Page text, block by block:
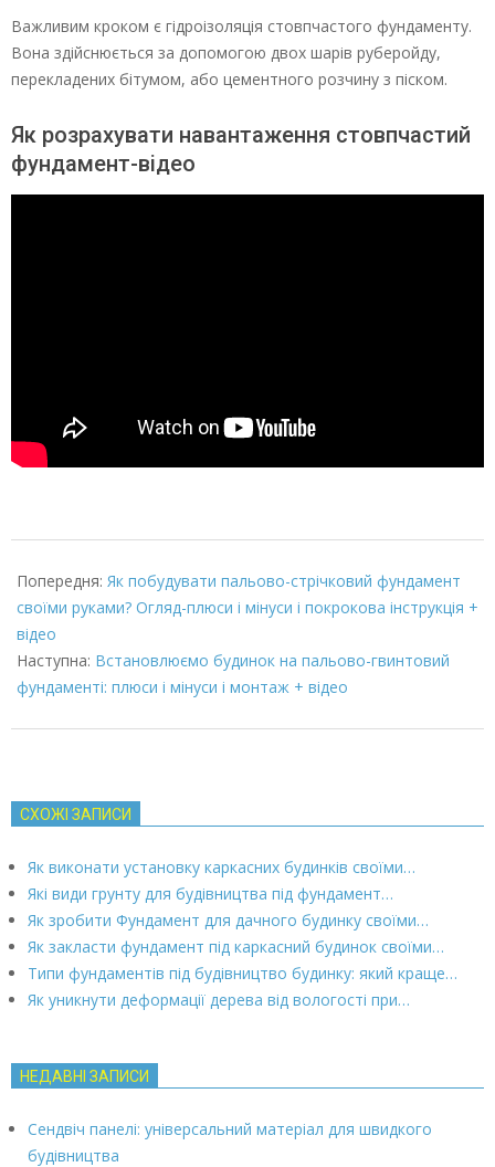
Важливим кроком є гідроізоляція стовпчастого фундаменту.
Вона здійснюється за допомогою двох шарів руберойду,
перекладених бітумом, або цементного розчину з піском.
Як розрахувати навантаження стовпчастий
фундамент-відео
02-
03
Попередня: Як побудувати пальово-стрічковий фундамент
своїми руками? Огляд-плюси і мінуси і покрокова інструкція +
відео
Наступна: Встановлюємо будинок на пальово-гвинтовий
фундаменті: плюси і мінуси і монтаж + відео
СХОЖІ ЗАПИСИ
Як виконати установку каркасних будинків своїми…
Які види грунту для будівництва під фундамент…
Як зробити Фундамент для дачного будинку своїми…
Як закласти фундамент під каркасний будинок своїми…
Типи фундаментів під будівництво будинку: який краще…
Як уникнути деформації дерева від вологості при…
НЕДАВНІ ЗАПИСИ
Сендвіч панелі: універсальний матеріал для швидкого
будівництва